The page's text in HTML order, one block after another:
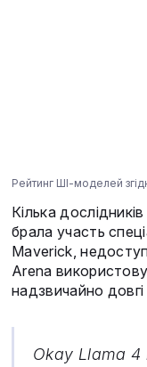
Рейтинг ШІ-моделей
Кілька дослідників
брала участь
Maverick,
Arena
надзвичайно довгі
Okay Llama 4